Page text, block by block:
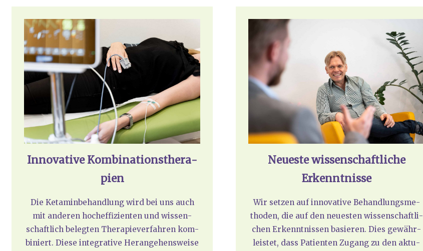
Inno­va­ti­ve Kom­bi­na­ti­ons­the­ra­
pien
Die Ket­amin­be­hand­lung wird bei uns auch
mit ande­ren hoch­ef­fi­zi­en­ten und wis­sen­
schaft­lich beleg­ten The­ra­pie­ver­fah­ren kom­
bi­niert. Die­se inte­gra­ti­ve Her­an­ge­hens­wei­se
Neu­es­te wis­sen­schaft­li­che
Erkennt­nis­se
Wir set­zen auf inno­va­ti­ve Behand­lungs­me­
tho­den, die auf den neu­es­ten wis­sen­schaft­li­
chen Erkennt­nis­sen basie­ren. Dies gewähr­
leis­tet, dass Pati­en­ten Zugang zu den aktu­